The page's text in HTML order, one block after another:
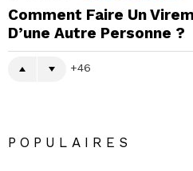
Comment Faire Un
D’une Autre Personne ?
46
POPULAIRES